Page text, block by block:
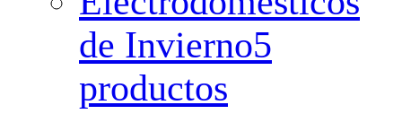
de Invierno5
productos